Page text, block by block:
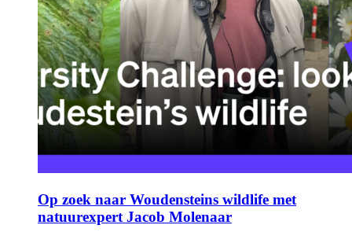
Op zoek naar Woudensteins wildlife met
natuurexpert Jacob Molenaar